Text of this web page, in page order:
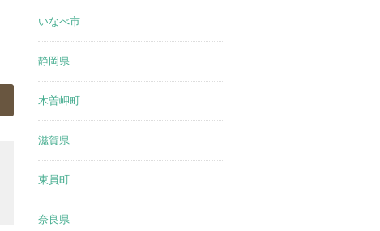
いなべ市
静岡県
木曽岬町
滋賀県
東員町
奈良県